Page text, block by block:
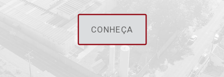
CONHEÇA